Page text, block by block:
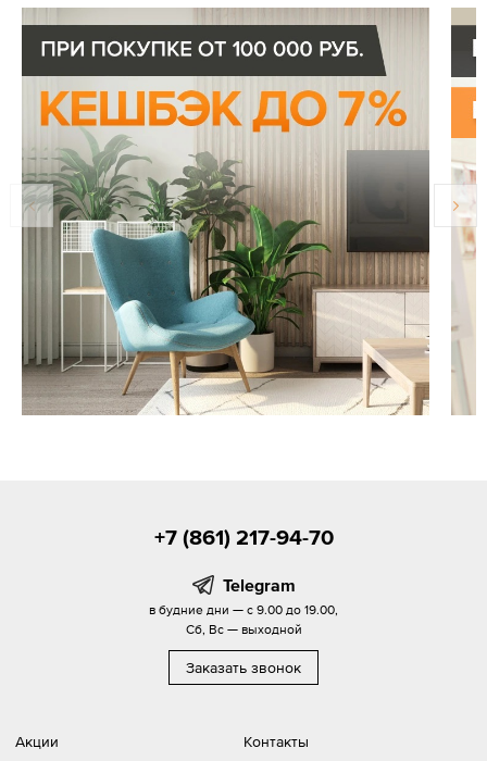
Акции
Контакты
+7 (861) 217-94-70
Telegram
в будние дни — с 9.00 до 19.00,
Сб, Вс — выходной
Заказать звонок